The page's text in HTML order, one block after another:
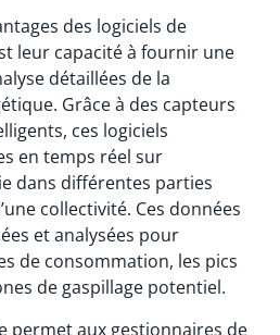
des logiciels de
leur capacité à fournir une
détaillées de la
Grâce à des capteurs
ces logiciels
en temps réel sur
dans différentes parties
collectivité. Ces données
et analysées pour
de consommation, les pics
de gaspillage potentiel.
permet aux gestionnaires de